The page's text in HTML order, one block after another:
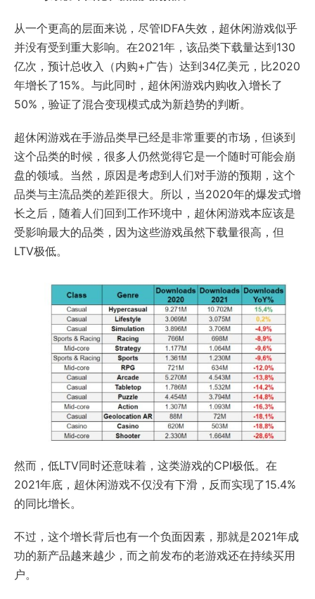
从一个更高的层面来说，尽管IDFA失效，超休闲游戏似乎
并没有受到重大影响。在2021年，该品类下载量达到130
亿次，预计总收入（内购+广告）达到34亿美元，比2020
年增长了15%。与此同时，超休闲游戏内购收入增长了
50%，验证了混合变现模式成为新趋势的判断。
超休闲游戏在手游品类早已经是非常重要的市场，但谈到
这个品类的时候，很多人仍然觉得它是一个随时可能会崩
盘的领域。当然，原因是考虑到人们对手游的预期，这个
品类与主流品类的差距很大。所以，当2020年的爆发式增
长之后，随着人们回到工作环境中，超休闲游戏本应该是
受影响最大的品类，因为这些游戏虽然下载量很高，但
LTV极低。
然而，低LTV同时还意味着，这类游戏的CPI极低。在
2021年底，超休闲游戏不仅没有下滑，反而实现了15.4%
的同比增长。
不过，这个增长背后也有一个负面因素，那就是2021年成
功的新产品越来越少，而之前发布的老游戏还在持续买用
户。